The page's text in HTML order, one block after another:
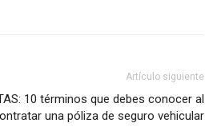
Artículo siguiente
10 términos que debes conocer al
una póliza de seguro vehicular